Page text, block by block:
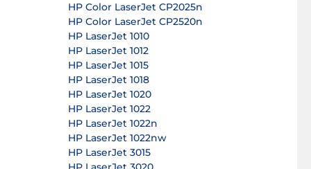
HP Color LaserJet CP2025n
HP Color LaserJet CP2520n
HP LaserJet 1010
HP LaserJet 1012
HP LaserJet 1015
HP LaserJet 1018
HP LaserJet 1020
HP LaserJet 1022
HP LaserJet 1022n
HP LaserJet 1022nw
HP LaserJet 3015